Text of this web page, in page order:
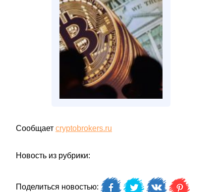
Сообщает cryptobrokers.ru
Новость из рубрики:
Поделиться новостью: